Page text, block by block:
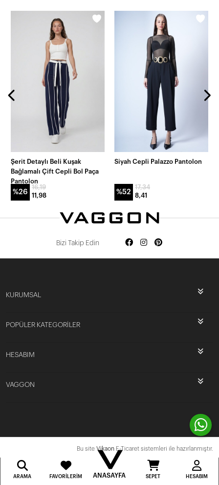
Şerit Detaylı Beli Kuşak
Bağlamalı Çift Cepli Bol Paça
Pantolon
%26
16,19
11,98
Siyah Cepli Palazzo Pantolon
%52
17,34
8,41
Bizi Takip Edin
KURUMSAL
POPÜLER KATEGORİLER
HESABIM
VAGGON
Bu site Vikaon E-Ticaret sistemleri ile hazırlanmıştır.
ARAMA FAVORILERIM ANASAYFA SEPET HESABIM